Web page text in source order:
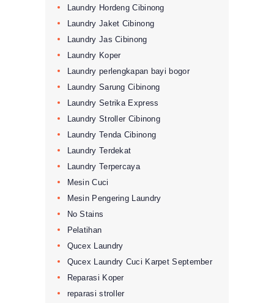
Laundry Hordeng Cibinong
Laundry Jaket Cibinong
Laundry Jas Cibinong
Laundry Koper
Laundry perlengkapan bayi bogor
Laundry Sarung Cibinong
Laundry Setrika Express
Laundry Stroller Cibinong
Laundry Tenda Cibinong
Laundry Terdekat
Laundry Terpercaya
Mesin Cuci
Mesin Pengering Laundry
No Stains
Pelatihan
Qucex Laundry
Qucex Laundry Cuci Karpet September
Reparasi Koper
reparasi stroller